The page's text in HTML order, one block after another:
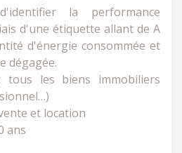
la performance
d'une étiquette allant de A
d'énergie consommée et
dégagée.
tous les biens immobiliers
et location
ans